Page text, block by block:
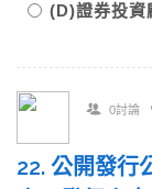
(D)證券投資
0討論
22. 公開發行